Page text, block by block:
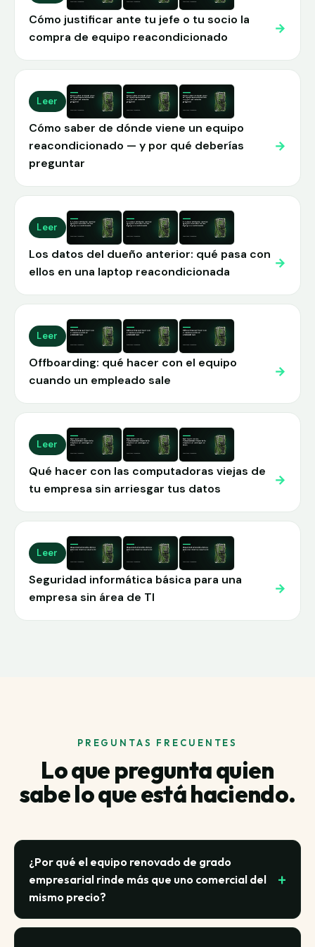
Cómo justificar ante tu jefe o tu socio la
compra de equipo reacondicionado
→
Leer
Cómo saber de dónde viene un equipo
reacondicionado — y por qué deberías
preguntar
→
Leer
Los datos del dueño anterior: qué pasa con
ellos en una laptop reacondicionada
→
Leer
Offboarding: qué hacer con el equipo
cuando un empleado sale
→
Leer
Qué hacer con las computadoras viejas de
tu empresa sin arriesgar tus datos
→
Leer
Seguridad informática básica para una
empresa sin área de TI
→
PREGUNTAS FRECUENTES
Lo que pregunta quien
sabe lo que está haciendo.
¿Por qué el equipo renovado de grado
empresarial rinde más que uno comercial del
mismo precio?
El equipo corporativo (líneas como Dell Latitude,